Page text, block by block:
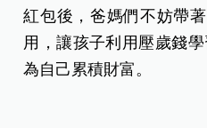
紅包後，爸媽們不妨帶
用，讓孩子利用壓歲錢
為自己累積財富。